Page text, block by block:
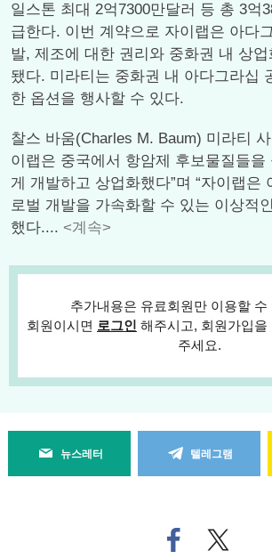
일스톤 최대 2억7300만달러 등 총 3억
급한다. 이번 계약으로 자이랩은 아다
발, 제조에 대한 권리와 중화권 내 상
됐다. 미라티는 중화권 내 아다그라십
한 옵션을 행사할 수 있다.
찰스 바움(Charles M. Baum) 미라티
이랩은 중국에서 항암제 후보물질들을
게 개발하고 상업화했다”며 “자이랩은
로벌 개발을 가속화할 수 있는 이상적
했다.... <계속>
추가내용은 유료회원만 이용할 수
회원이시면 로그인 해주시고, 회원가입을
주세요.
뉴스레터 텔레그램
페
이
트위
터로